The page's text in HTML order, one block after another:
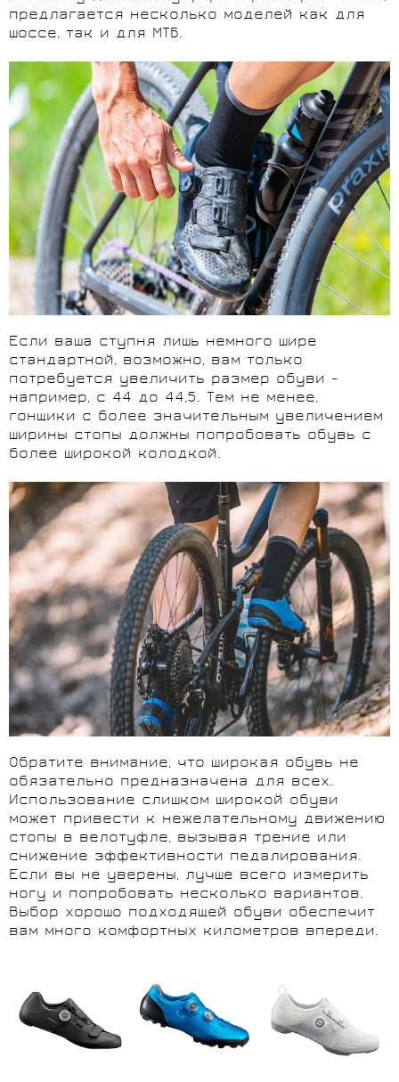
предлагается несколько моделей как для
шоссе, так и для МТБ.
Если ваша ступня лишь немного шире
стандартной, возможно, вам только
потребуется увеличить размер обуви -
например, с 44 до 44,5. Тем не менее,
гонщики с более значительным увеличением
ширины стопы должны попробовать обувь с
более широкой колодкой.
Обратите внимание, что широкая обувь не
обязательно предназначена для всех.
Использование слишком широкой обуви
может привести к нежелательному движению
стопы в велотуфле, вызывая трение или
снижение эффективности педалирования.
Если вы не уверены, лучше всего измерить
ногу и попробовать несколько вариантов.
Выбор хорошо подходящей обуви обеспечит
вам много комфортных километров впереди.